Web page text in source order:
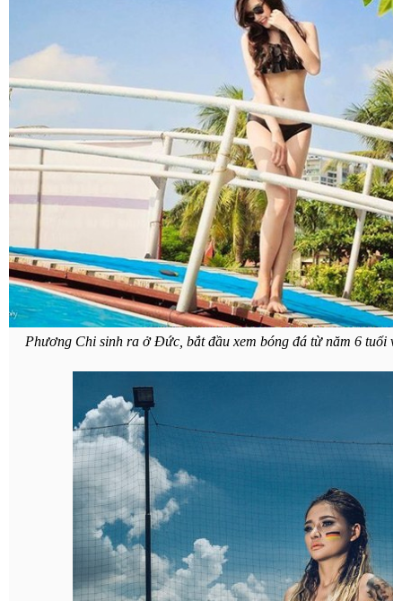
Phương Chi sinh ra ở Đức, bắt đầu xem bóng đá từ năm 6 tuổi